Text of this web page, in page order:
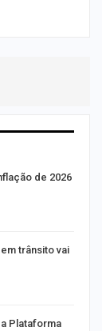
de 2026
trânsito vai
Plataforma